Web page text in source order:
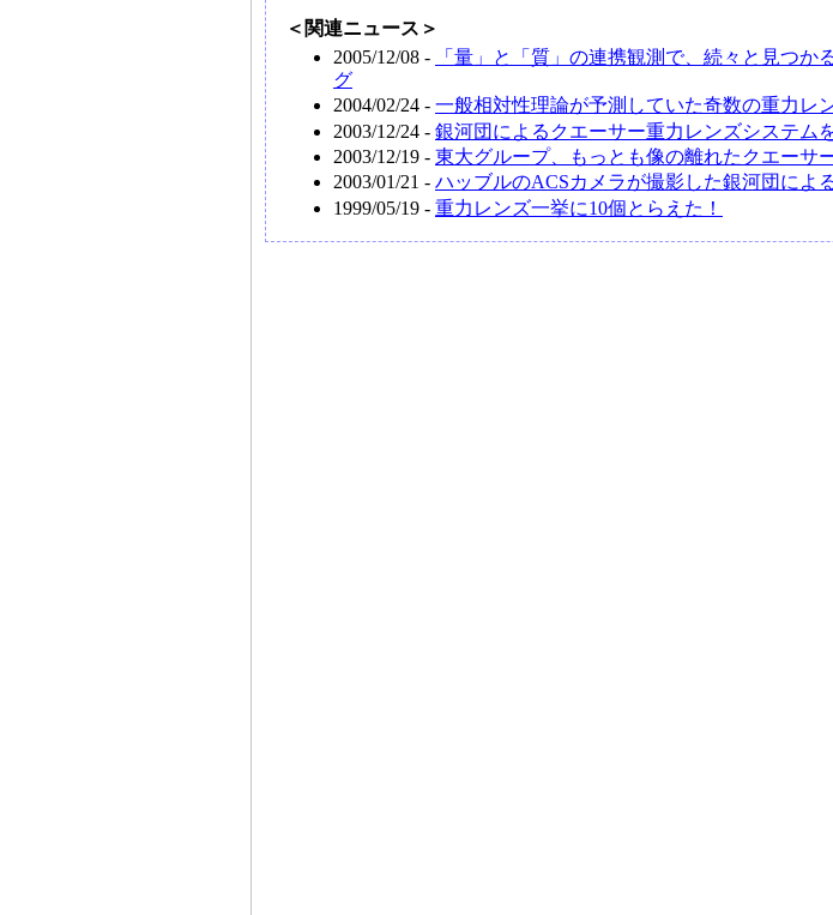
＜関連ニュース＞
2005/12/08 -
「量」と「質」の連携観測で、続々と見つか
グ
2004/02/24 - 一般相対性理論が予測していた奇数の重力レ
2003/12/24 - 銀河団によるクエーサー重力レンズシステム
2003/12/19 - 東大グループ、もっとも像の離れたクエーサ
2003/01/21 - ハッブルのACSカメラが撮影した銀河団によ
1999/05/19 - 重力レンズ一挙に10個とらえた！